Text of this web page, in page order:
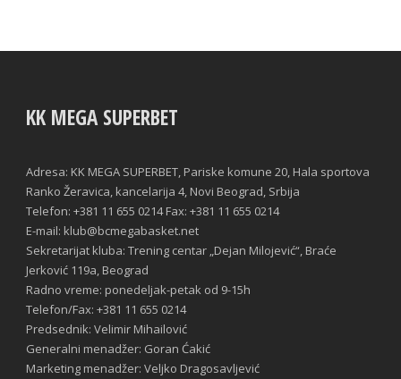
KK MEGA SUPERBET
Adresa: KK MEGA SUPERBET, Pariske komune 20, Hala sportova
Ranko Žeravica, kancelarija 4, Novi Beograd, Srbija
Telefon: +381 11 655 0214 Fax: +381 11 655 0214
E-mail: klub@bcmegabasket.net
Sekretarijat kluba: Trening centar „Dejan Milojević“, Braće
Jerković 119a, Beograd
Radno vreme: ponedeljak-petak od 9-15h
Telefon/Fax: +381 11 655 0214
Predsednik: Velimir Mihailović
Generalni menadžer: Goran Ćakić
Marketing menadžer: Veljko Dragosavljević